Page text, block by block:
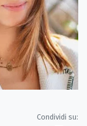
Condividi su: